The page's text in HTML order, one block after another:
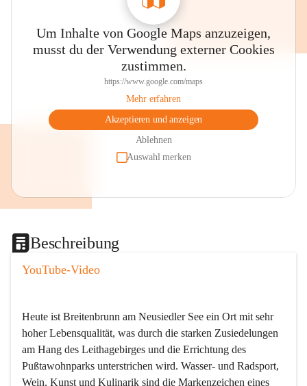
Um Inhalte von Google Maps anzuzeigen,
musst du der Verwendung externer Cookies
zustimmen.
https://www.google.com/maps
Mehr erfahren
Akzeptieren und anzeigen
Ablehnen
Auswahl merken
Beschreibung
YouTube-Video
Heute ist Breitenbrunn am Neusiedler See ein Ort mit sehr
hoher Lebensqualität, was durch die starken Zusiedelungen
am Hang des Leithagebirges und die Errichtung des
Pußtawohnparks unterstrichen wird. Wasser- und Radsport,
Wein, Kunst und Kulinarik sind die Markenzeichen eines